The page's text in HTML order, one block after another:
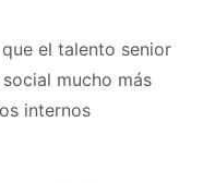
el talento senior
mucho más
internos